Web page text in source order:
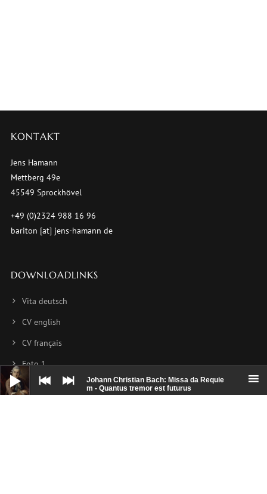
Audio-
Player
Johann Christian Bach: Missa da Requie
m - Quantus tremor est futurus
KONTAKT
Jens Hamann
Mettberg 49e
45549 Sprockhövel
+49 (0)2324 988 16 96
bariton [at] jens-hamann de
DOWNLOADLINKS
Vita deutsch
CV english
CV français
Foto 1
Foto 2